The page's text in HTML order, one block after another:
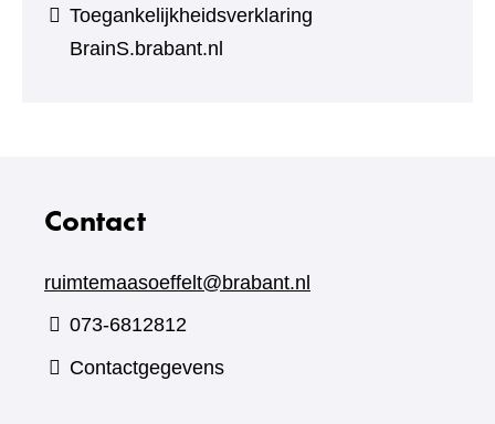
Toegankelijkheidsverklaring
BrainS.brabant.nl
Contact
ruimtemaasoeffelt@brabant.nl
073-6812812
Contactgegevens